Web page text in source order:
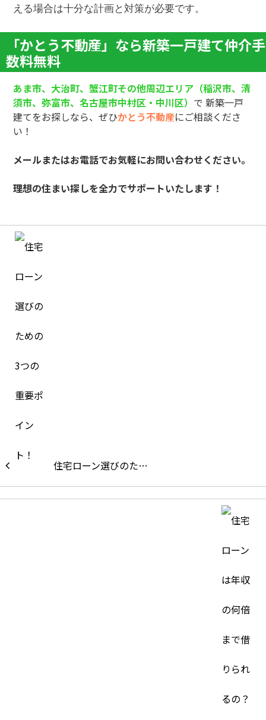
える場合は十分な計画と対策が必要です。
「かとう不動産」なら新築一戸建て仲介手
数料無料
あま市、大治町、蟹江町その他周辺エリア（稲沢市、清
須市、弥富市、名古屋市中村区・中川区） で新築一戸
建てをお探しなら、ぜひかとう不動産にご相談くださ
い！
メールまたはお電話でお気軽にお問い合わせください。
理想の住まい探しを全力でサポートいたします！
住宅ローン選びのた…